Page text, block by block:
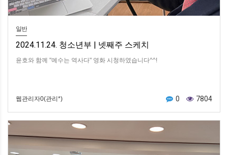
일반
2024.11.24. 청소년부 | 넷째주 스케치
윤호와 함께 "예수는 역사다" 영화 시청하였습니다^^!
웹관리자0(관리*) 0 7804